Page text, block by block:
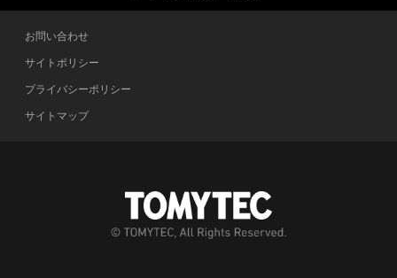
お問い合わせ
サイトポリシー
プライバシーポリシー
サイトマップ